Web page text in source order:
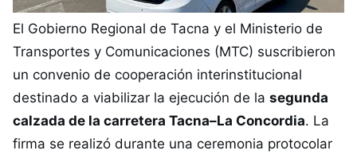
El Gobierno Regional de Tacna y el Ministerio de
Transportes y Comunicaciones (MTC) suscribieron
un convenio de cooperación interinstitucional
destinado a viabilizar la ejecución de la segunda
calzada de la carretera Tacna–La Concordia. La
firma se realizó durante una ceremonia protocolar